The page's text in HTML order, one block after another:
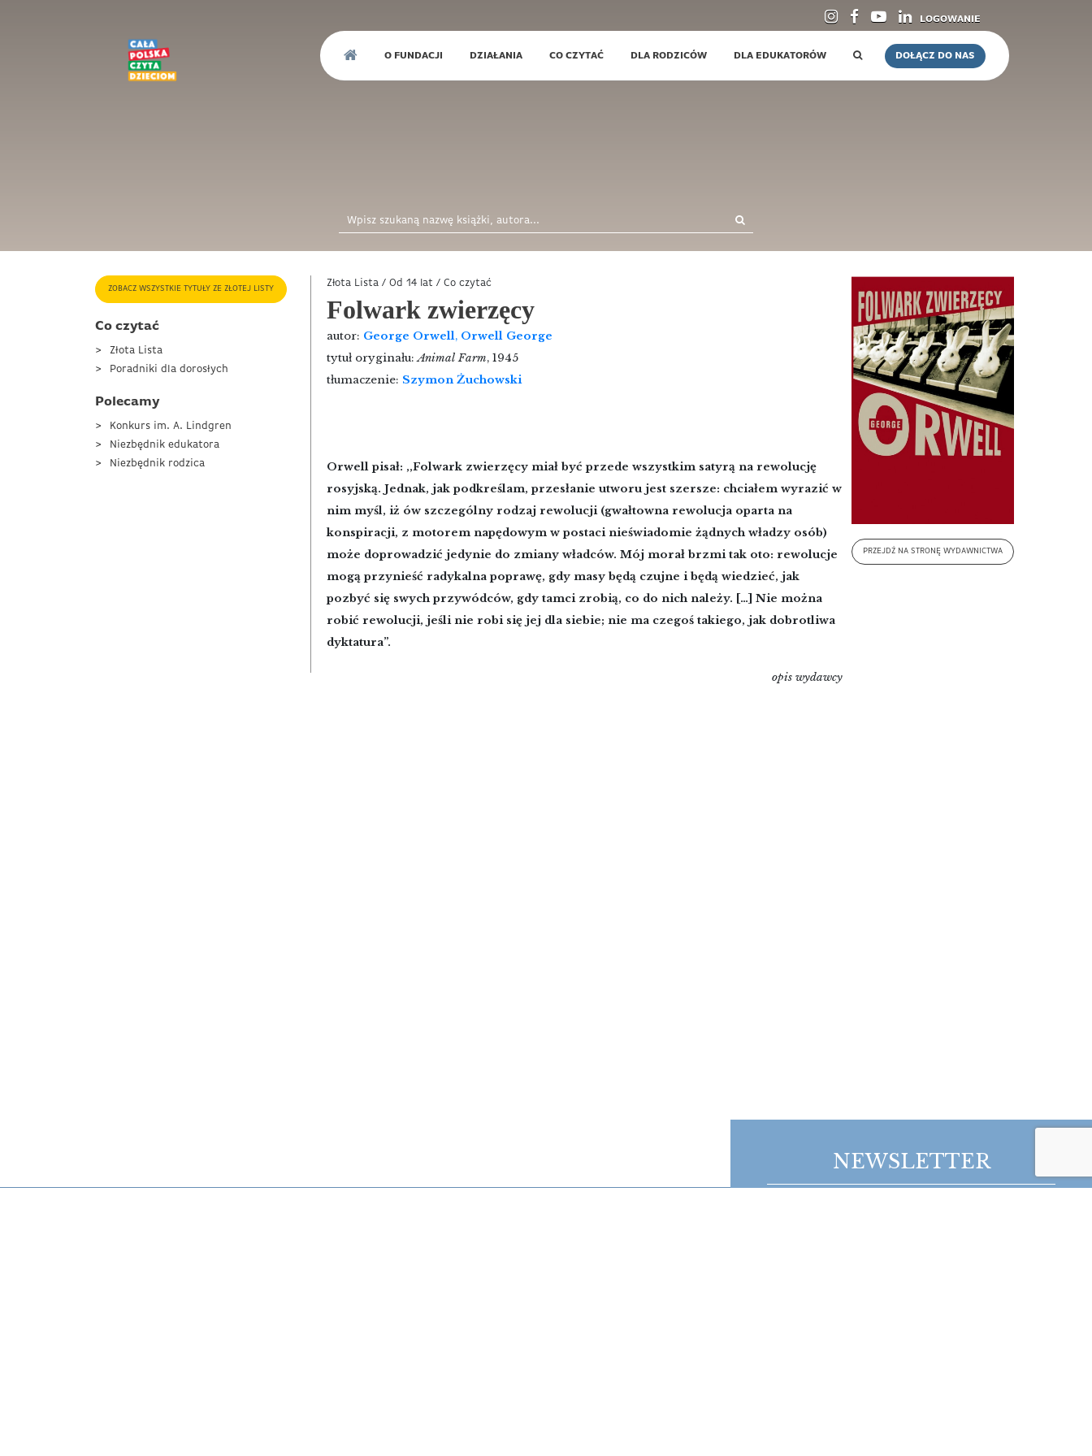
O FUNDACJI DZIAŁANIA CO CZYTAĆ DLA RODZICÓW DLA EDUKATORÓW DOŁĄCZ DO NAS
LOGOWANIE
ZOBACZ WSZYSTKIE TYTUŁY ZE ZŁOTEJ LISTY
Co czytać
Złota Lista
Poradniki dla dorosłych
Polecamy
Konkurs im. A. Lindgren
Niezbędnik edukatora
Niezbędnik rodzica
Złota Lista / Od 14 lat / Co czytać
Folwark zwierzęcy
PRZEJDŹ NA STRONĘ WYDAWNICTWA
autor: George Orwell, Orwell George
tytuł oryginału:Animal Farm, 1945
tłumaczenie: Szymon Żuchowski
Orwell pisał: ,,Folwark zwierzęcy miał być przede wszystkim satyrą na rewolucję
rosyjską. Jednak, jak podkreślam, przesłanie utworu jest szersze: chciałem wyrazić w
nim myśl, iż ów szczególny rodzaj rewolucji (gwałtowna rewolucja oparta na
konspiracji, z motorem napędowym w postaci nieświadomie żądnych władzy osób)
może doprowadzić jedynie do zmiany władców. Mój morał brzmi tak oto: rewolucje
mogą przynieść radykalna poprawę, gdy masy będą czujne i będą wiedzieć, jak
pozbyć się swych przywódców, gdy tamci zrobią, co do nich należy. […] Nie można
robić rewolucji, jeśli nie robi się jej dla siebie; nie ma czegoś takiego, jak dobrotliwa
dyktatura”.
opis wydawcy
NEWSLETTER